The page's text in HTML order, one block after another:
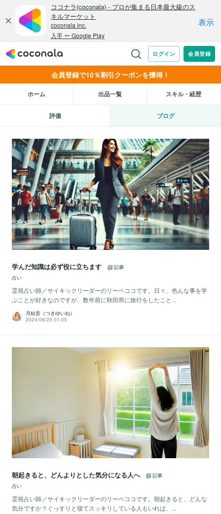
会員登録で10％割引クーポンを獲得！
ホーム 出品一覧 スキル・経歴
評価 ブログ
学んだ知識は必ず役に立ちます
記事
占い
霊視占い師／サイキックリーダーのリーベココです。日々、色んな事を学
ぶことが好きなのですが、数年前に秋田県に旅行をしたこと...
月結音（つきゆいね）
2024/06/25 01:05
朝起きると、どんよりとした気分になる人へ
記事
占い
霊視占い師／サイキックリーダーのリーベココです。朝起きると、どんな
気分ですか？ぐっすりと寝てスッキリしている人もいれば、...